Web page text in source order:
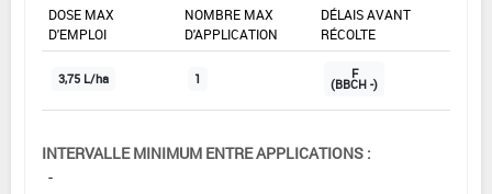
DOSE MAX
D'EMPLOI
NOMBRE MAX
D'APPLICATION
DÉLAIS AVANT
RÉCOLTE
3,75 L/ha 1 F
(BBCH -)
INTERVALLE MINIMUM ENTRE APPLICATIONS :
-